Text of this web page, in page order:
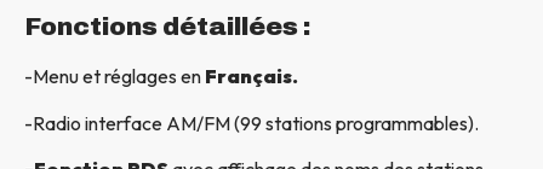
Fonctions détaillées :
-Menu et réglages en Français.
-Radio interface AM/FM (99 stations programmables).